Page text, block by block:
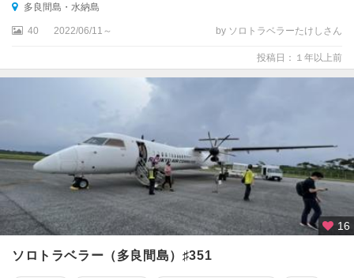
多良間島・水納島
40 2022/06/11～ by ソロトラベラーたけしさん
投稿日：１年以上前
16
ソロトラベラー（多良間島）♯351